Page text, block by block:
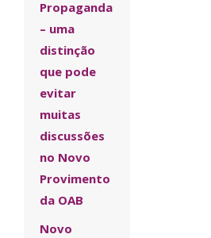
Propaganda
– uma
distinção
que pode
evitar
muitas
discussões
no Novo
Provimento
da OAB
Novo